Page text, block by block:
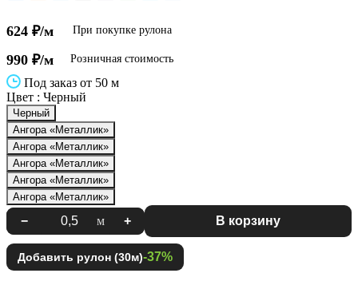
624 ₽/м При покупке рулона
990 ₽/м Розничная стоимость
Под заказ от 50 м
Цвет : Черный
Черный
Ангора «Металлик»
Ангора «Металлик»
Ангора «Металлик»
Ангора «Металлик»
Ангора «Металлик»
− м + В корзину
Добавить рулон (30м)-37%